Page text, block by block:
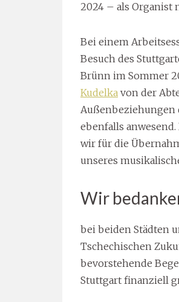
2024 – als Organist
Bei einem
Besuch des
Brünn im Sommer
Kudelka von der
Außenbeziehungen
ebenfalls
wir für die
unseres
Wir
bei beiden Städten
Tschechischen
bevorstehende
Stuttgart finanziell